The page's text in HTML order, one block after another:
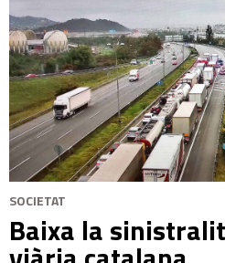
SOCIETAT
Baixa la